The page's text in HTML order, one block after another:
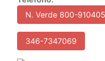
N. Verde 800-910405
346-7347069